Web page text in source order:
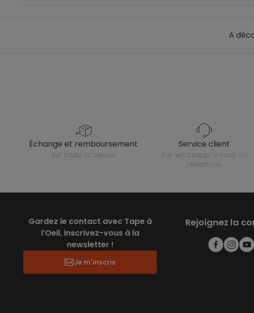
A
échange et remboursement
sur toute la saison
service client
par whatsapp, e-mail ou
téléphone
Gardez le contact avec Tape à
l’Oeil, inscrivez-vous à la
newsletter !
Je m'inscris
Rejoignez la